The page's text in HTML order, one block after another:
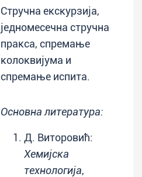
Стручна екскурзија,
једномесечна стручна
пракса, спремање
колоквијума и
спремање испита.
Основна литература:
Д. Виторовић:
Хемијска
технологија,